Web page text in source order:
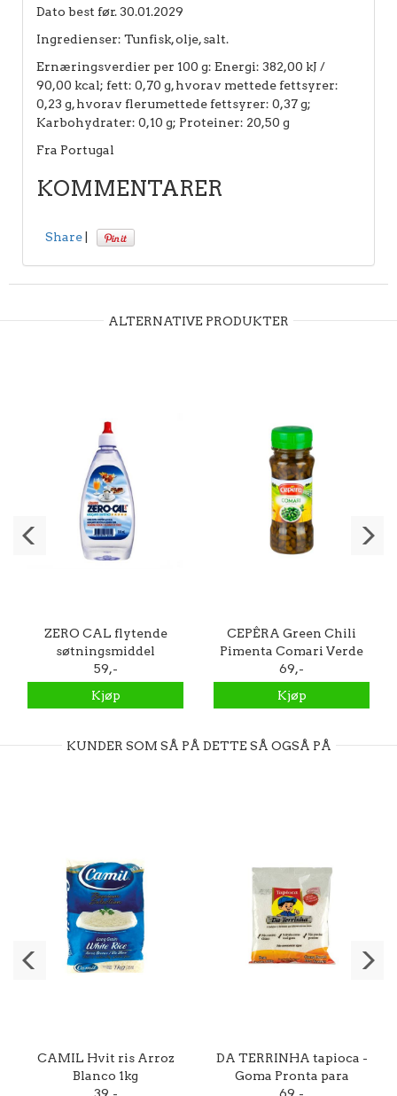
Dato best før. 30.01.2029
Ingredienser: Tunfisk, olje, salt.
Ernæringsverdier per 100 g: Energi: 382,00 kJ /
90,00 kcal; fett: 0,70 g, hvorav mettede fettsyrer:
0,23 g, hvorav flerumettede fettsyrer: 0,37 g;
Karbohydrater: 0,10 g; Proteiner: 20,50 g
Fra Portugal
KOMMENTARER
Share
ALTERNATIVE PRODUKTER
ZERO CAL flytende
søtningsmiddel
Adoçante Líquido 100ml
59,-
Kjøp
CEPÊRA Green Chili
Pimenta Comari Verde
110g
69,-
Kjøp
KUNDER SOM SÅ PÅ DETTE SÅ OGSÅ PÅ
CAMIL Hvit ris Arroz
Blanco 1kg
DA TERRINHA tapioca -
Goma Pronta para